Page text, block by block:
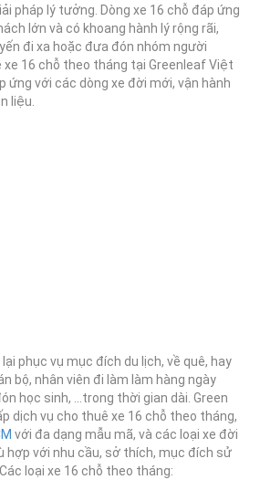
pháp lý tưởng. Dòng xe 16 chỗ đáp ứng
lớn và có khoang hành lý rộng rãi,
đi xa hoặc đưa đón nhóm người
xe 16 chỗ theo tháng tại Greenleaf Việt
ứng với các dòng xe đời mới, vận hành
liệu.
phục vụ mục đích du lịch, về quê, hay
bộ, nhân viên đi làm làm hàng ngày
học sinh, …trong thời gian dài. Green
dịch vụ cho thuê xe 16 chỗ theo tháng,
với đa dạng mẫu mã, và các loại xe đời
hợp với nhu cầu, sở thích, mục đích sử
loại xe 16 chỗ theo tháng: